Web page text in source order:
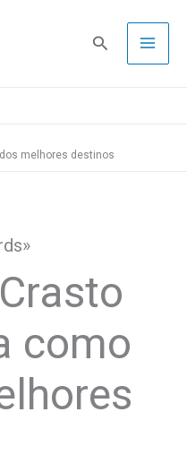
Pesquisa
melhores destinos
como